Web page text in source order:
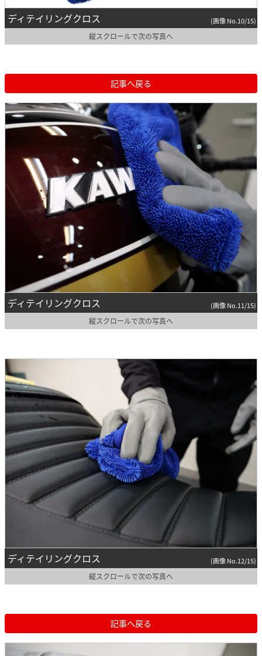
ディテイリングクロス (画像 No.10/15)
縦スクロールで次の写真へ
記事へ戻る
ディテイリングクロス (画像 No.11/15)
縦スクロールで次の写真へ
ディテイリングクロス (画像 No.12/15)
縦スクロールで次の写真へ
記事へ戻る